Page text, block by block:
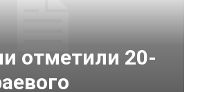
отметили 20-